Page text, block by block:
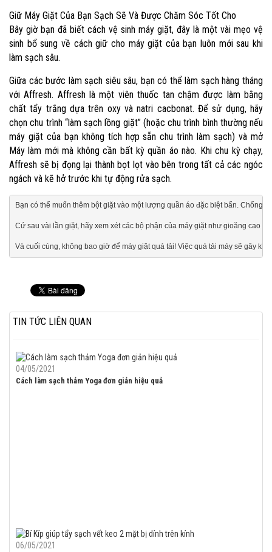
Giữ Máy Giặt Của Bạn Sạch Sẽ Và Được Chăm Sóc Tốt Cho
Bây giờ bạn đã biết cách vệ sinh máy giặt, đây là một vài mẹo vệ
sinh bổ sung về cách giữ cho máy giặt của bạn luôn mới sau khi
làm sạch sâu.
Giữa các bước làm sạch siêu sâu, bạn có thể làm sạch hàng tháng
với Affresh. Affresh là một viên thuốc tan chậm được làm bằng
chất tẩy trắng dựa trên oxy và natri cacbonat. Để sử dụng, hãy
chọn chu trình “làm sạch lồng giặt” (hoặc chu trình bình thường nếu
máy giặt của bạn không tích hợp sẵn chu trình làm sạch) và mở
Máy làm mới mà không cần bất kỳ quần áo nào. Khi chu kỳ chạy,
Affresh sẽ bị đọng lại thành bọt lọt vào bên trong tất cả các ngóc
ngách và kẽ hở trước khi tự động rửa sạch.
Bạn có thể muốn thêm bột giặt vào một lượng quần áo đặc biệt bẩn. Chống
Cứ sau vài lần giặt, hãy xem xét các bộ phận của máy giặt như gioăng cao
Và cuối cùng, không bao giờ để máy giặt quá tải! Việc quá tải máy sẽ gây
TIN TỨC LIÊN QUAN
04/05/2021
Cách làm sạch thảm Yoga đơn giản hiệu quả
06/05/2021